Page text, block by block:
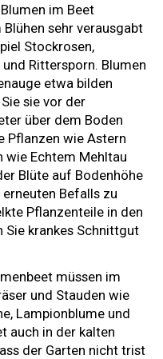
im Beet
sehr verausgabt
Stockrosen,
Rittersporn. Blumen
etwa bilden
sie vor der
über dem Boden
Pflanzen wie Astern
wie Echtem Mehltau
Blüte auf Bodenhöhe
Befalls zu
Pflanzenteile in den
Sie krankes Schnittgut
müssen im
und Stauden wie
Lampionblume und
auch in der kalten
der Garten nicht trist